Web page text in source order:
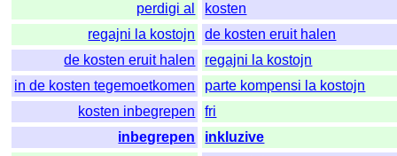
perdigi al
kosten
regajni la kostojn
de kosten eruit halen
de kosten eruit halen
regajni la kostojn
in de kosten tegemoetkomen
parte kompensi la kostojn
kosten inbegrepen
fri
inbegrepen
inkluzive